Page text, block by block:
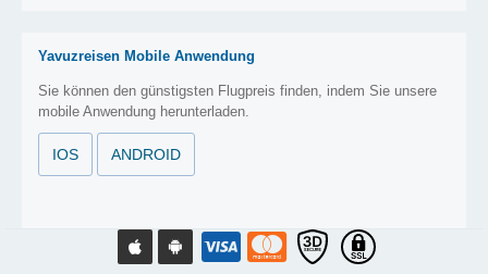
Yavuzreisen Mobile Anwendung
Sie können den günstigsten Flugpreis finden, indem Sie unsere
mobile Anwendung herunterladen.
IOS ANDROID